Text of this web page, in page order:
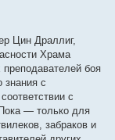
Цин Драллиг,
Храма
боя
знания с
с
— только для
забраков и